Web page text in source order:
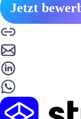
Jetzt